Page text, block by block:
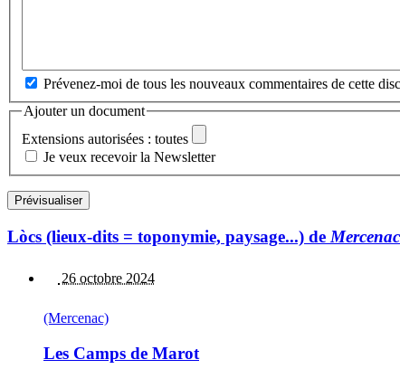
Prévenez-moi de tous les nouveaux commentaires de cette
Ajouter un document
Extensions autorisées : toutes
Je veux recevoir la Newsletter
Lòcs (lieux-dits = toponymie, paysage...) de Mercenac
26 octobre 2024
(Mercenac)
Les Camps de Marot